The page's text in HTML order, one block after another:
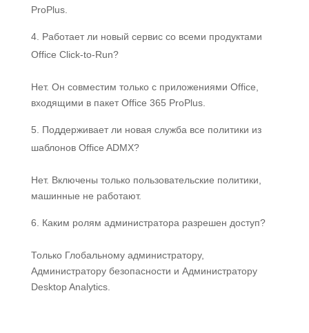
ProPlus.
Работает ли новый сервис со всеми продуктами
Office Click-to-Run?
Нет. Он совместим только с приложениями Office,
входящими в пакет Office 365 ProPlus.
Поддерживает ли новая служба все политики из
шаблонов Office ADMX?
Нет. Включены только пользовательские политики,
машинные не работают.
Каким ролям администратора разрешен доступ?
Только Глобальному администратору,
Администратору безопасности и Администратору
Desktop Analytics.